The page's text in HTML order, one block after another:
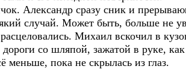
Александр сразу сник и
случай. Может быть, больше не
расцеловались. Михаил вскочил в
дороги со шляпой, зажатой в руке,
меньше, пока не скрылась из глаз.